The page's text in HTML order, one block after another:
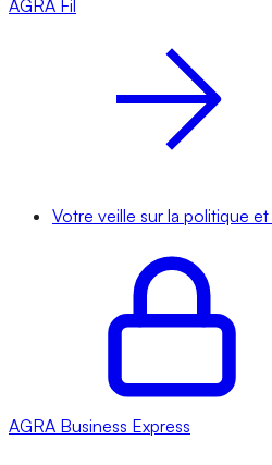
AGRA Fil
Votre veille sur la politique
AGRA Business Express